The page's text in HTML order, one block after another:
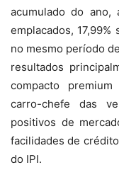
acumulado do ano,
emplacados,
no mesmo período
resultados
compacto
carro-chefe das
positivos de
facilidades de
do IPI.